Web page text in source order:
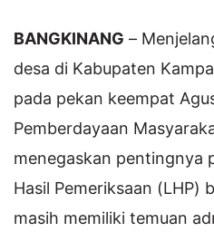
BANGKINANG –
desa di Kabupaten
pada pekan keempat
Pemberdayaan
menegaskan pentingnya
Hasil Pemeriksaan (LHP)
masih memiliki temuan